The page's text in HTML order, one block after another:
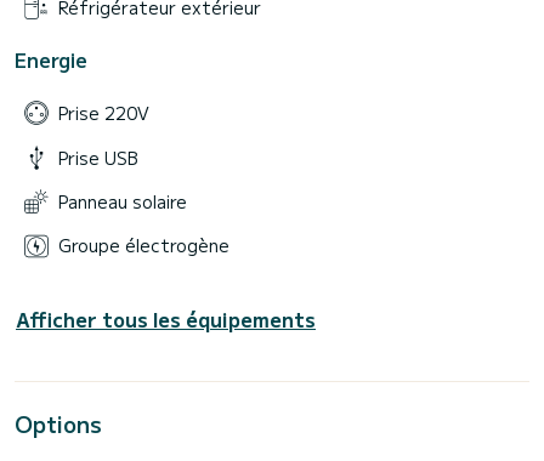
Réfrigérateur extérieur
Energie
Prise 220V
Prise USB
Panneau solaire
Groupe électrogène
Afficher tous les équipements
Options